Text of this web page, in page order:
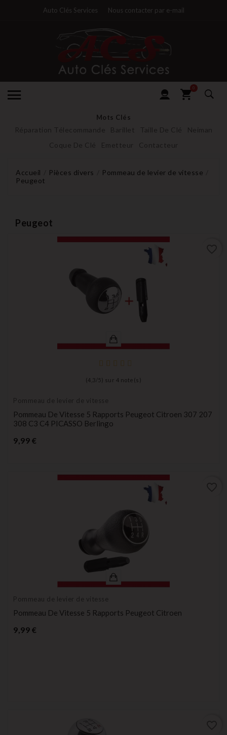
Auto Clés Services Nous contacter par e-mail
0
Mots Clés
Réparation Télecommande Barillet Taille De Clé
Neiman
Coque De Clé
Emetteur Contacteur
Accueil Pièces divers
Pommeau de levier de vitesse
Peugeot
Peugeot
(4,3 / 5) sur 4 note(s)
Pommeau de levier de vitesse
Pommeau De Vitesse 5 Rapports Peugeot Citroen 307 207
308 C3 C4 PICASSO Berlingo
9,99 €
Pommeau de levier de vitesse
Pommeau De Vitesse 5 Rapports Peugeot Citroen
9,99 €